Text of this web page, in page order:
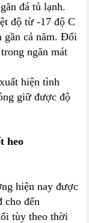
đá tủ lạnh.
độ từ -17 độ C
gần cả năm. Đối
ngăn mát
hiện tình
giữ được độ
heo
hiện nay được
cho đến
tùy theo thời